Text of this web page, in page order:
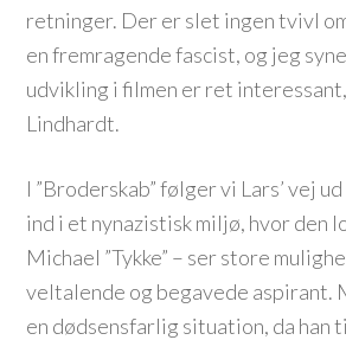
retninger. Der er slet ingen tvivl
en fremragende fascist, og jeg
udvikling i filmen er ret
Lindhardt.
I ”Broderskab” følger vi Lars’ vej
ind i et nynazistisk miljø, hvor den
Michael ”Tykke” – ser store
veltalende og begavede aspirant.
en dødsensfarlig situation, da han